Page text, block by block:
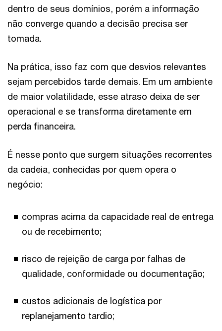
dentro de seus domínios, porém a informação
não converge quando a decisão precisa ser
tomada.
Na prática, isso faz com que desvios relevantes
sejam percebidos tarde demais. Em um ambiente
de maior volatilidade, esse atraso deixa de ser
operacional e se transforma diretamente em
perda financeira.
É nesse ponto que surgem situações recorrentes
da cadeia, conhecidas por quem opera o
negócio:
compras acima da capacidade real de entrega
ou de recebimento;
risco de rejeição de carga por falhas de
qualidade, conformidade ou documentação;
custos adicionais de logística por
replanejamento tardio;